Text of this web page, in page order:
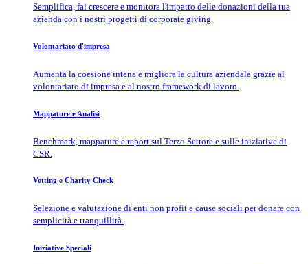
Semplifica, fai crescere e monitora l'impatto delle donazioni della tua
azienda con i nostri progetti di corporate giving.
Volontariato d'impresa
Aumenta la coesione intena e migliora la cultura aziendale grazie al
volontariato di impresa e al nostro framework di lavoro.
Mappature e Analisi
Benchmark, mappature e report sul Terzo Settore e sulle iniziative di
CSR.
Vetting e Charity Check
Selezione e valutazione di enti non profit e cause sociali per donare con
semplicità e tranquillità.
Iniziative Speciali